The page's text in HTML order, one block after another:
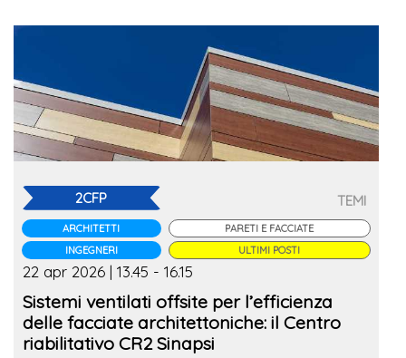
2CFP
ARCHITETTI
INGEGNERI
TEMI
PARETI E FACCIATE
ULTIMI POSTI
22 apr 2026 | 13.45 - 16.15
Sistemi ventilati offsite per l’efficienza
delle facciate architettoniche: il Centro
riabilitativo CR2 Sinapsi